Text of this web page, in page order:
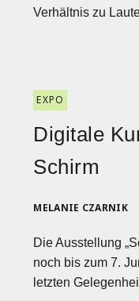
Verhältnis zu
EXPO
Digitale
Schirm
MELANIE CZARNIK
Die Ausstellung
noch bis zum 7.
letzten